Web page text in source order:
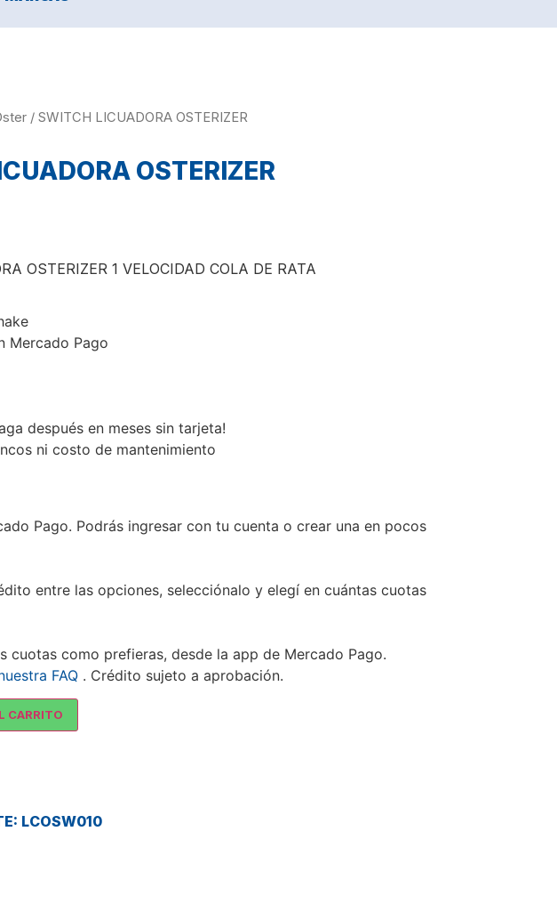
/ SWITCH LICUADORA OSTERIZER
OSTERIZER
OSTERIZER 1 VELOCIDAD COLA DE RATA
Mercado Pago
después en meses sin tarjeta!
ni costo de mantenimiento
Pago. Podrás ingresar con tu cuenta o crear una en pocos
entre las opciones, selecciónalo y elegí en cuántas cuotas
cuotas como prefieras, desde la app de Mercado Pago.
FAQ. Crédito sujeto a aprobación.
CARRITO
LCOSW010